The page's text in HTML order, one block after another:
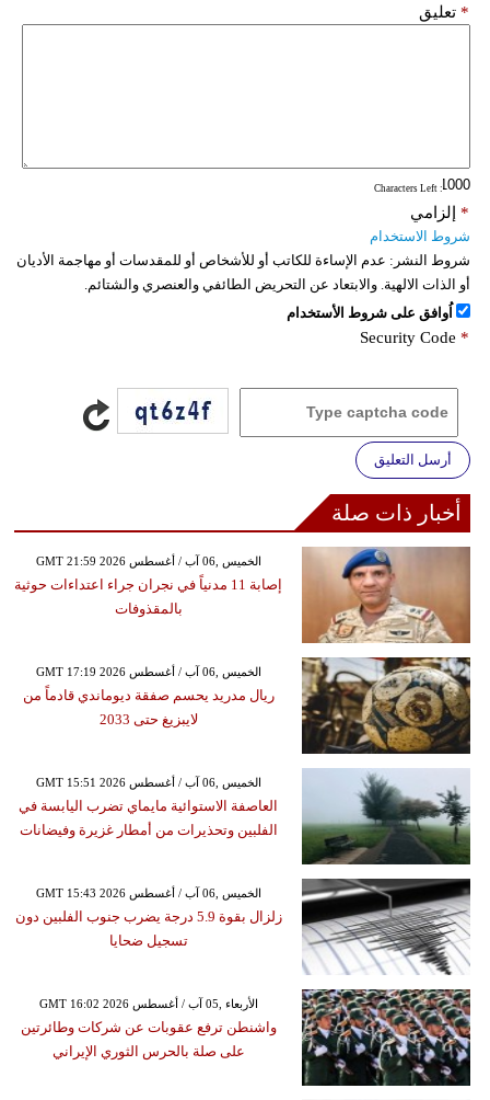
تعليق *
: Characters Left
إلزامي *
شروط الاستخدام
شروط النشر: عدم الإساءة للكاتب أو للأشخاص أو للمقدسات أو مهاجمة الأديان
أو الذات الالهية. والابتعاد عن التحريض الطائفي والعنصري والشتائم.
اُوافق على شروط الأستخدام
Security Code *
أرسل التعليق
أخبار ذات صلة
GMT 21:59 2026 الخميس ,06 آب / أغسطس
إصابة 11 مدنياً في نجران جراء اعتداءات حوثية
بالمقذوفات
GMT 17:19 2026 الخميس ,06 آب / أغسطس
ريال مدريد يحسم صفقة ديوماندي قادماً من
لايبزيغ حتى 2033
GMT 15:51 2026 الخميس ,06 آب / أغسطس
العاصفة الاستوائية مايماي تضرب اليابسة في
الفلبين وتحذيرات من أمطار غزيرة وفيضانات
GMT 15:43 2026 الخميس ,06 آب / أغسطس
زلزال بقوة 5.9 درجة يضرب جنوب الفلبين دون
تسجيل ضحايا
GMT 16:02 2026 الأربعاء ,05 آب / أغسطس
واشنطن ترفع عقوبات عن شركات وطائرتين
على صلة بالحرس الثوري الإيراني